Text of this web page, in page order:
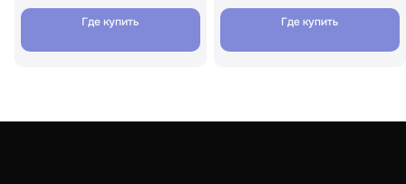
Где купить Где купить